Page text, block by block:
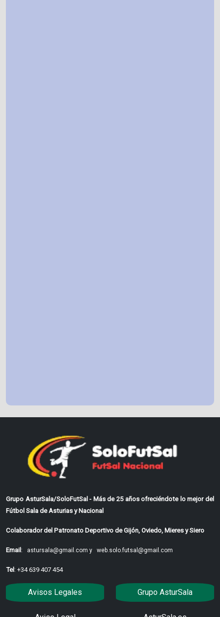
Grupo AsturSala/SoloFutSal - Más de 25 años ofreciéndote lo mejor del
Fútbol Sala de Asturias y Nacional
Colaborador del Patronato Deportivo de Gijón, Oviedo, Mieres y Siero
Email: astursala@gmail.com y web.solo.futsal@gmail.com
Tel: +34 639 407 454
Avisos Legales Grupo AsturSala